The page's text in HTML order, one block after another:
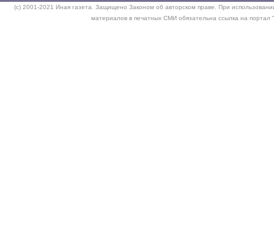
(c) 2001-2021 Иная газета. Защищено Законом об авторском праве. При
материалов в печатных СМИ обязательна ссылка на